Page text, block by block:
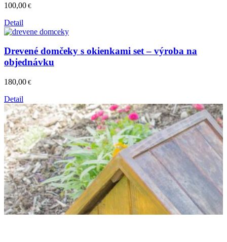
100,00 €
Detail
Drevené domčeky s okienkami set – výroba na
objednávku
180,00 €
Detail